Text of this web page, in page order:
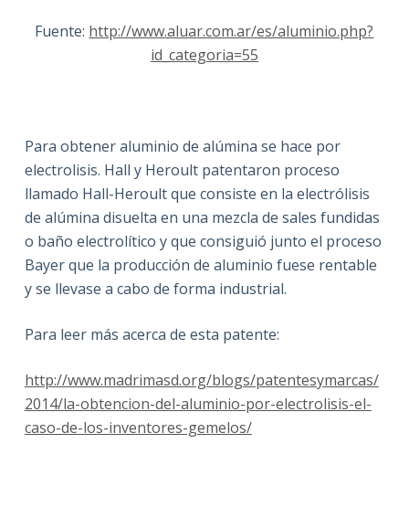
Fuente: http://www.aluar.com.ar/es/aluminio.php?
id_categoria=55
Para obtener aluminio de alúmina se hace por
electrolisis. Hall y Heroult patentaron proceso
llamado Hall-Heroult que consiste en la electrólisis
de alúmina disuelta en una mezcla de sales fundidas
o baño electrolítico y que consiguió junto el proceso
Bayer que la producción de aluminio fuese rentable
y se llevase a cabo de forma industrial.
Para leer más acerca de esta patente:
http://www.madrimasd.org/blogs/patentesymarcas/
2014/la-obtencion-del-aluminio-por-electrolisis-el-
caso-de-los-inventores-gemelos/